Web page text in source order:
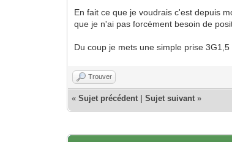
En fait ce que je voudrais c'est depuis
que je n'ai pas forcément besoin de
Du coup je mets une simple prise
Trouver
«Sujet précédent |Sujet suivant »